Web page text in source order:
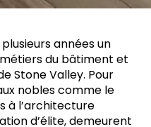
années un
du bâtiment et
Stone Valley. Pour
nobles comme le
à l’architecture
d’élite, demeurent